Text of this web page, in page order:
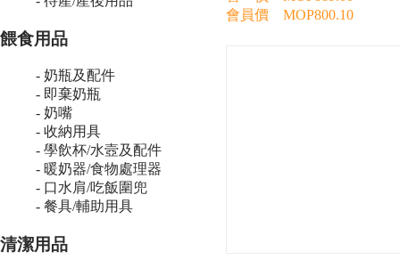
餵食用品
- 奶瓶及配件
- 即棄奶瓶
- 奶嘴
- 收納用具
- 學飲杯/水壼及配件
- 暖奶器/食物處理器
- 口水肩/吃飯圍兜
- 餐具/輔助用具
清潔用品
會員價 MOP800.10